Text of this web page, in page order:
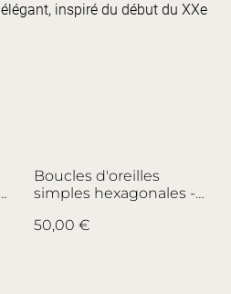
inspiré du début du XXe
Boucles d'oreilles
simples hexagonales -
Faïencerie de Desvres -
50,00 €